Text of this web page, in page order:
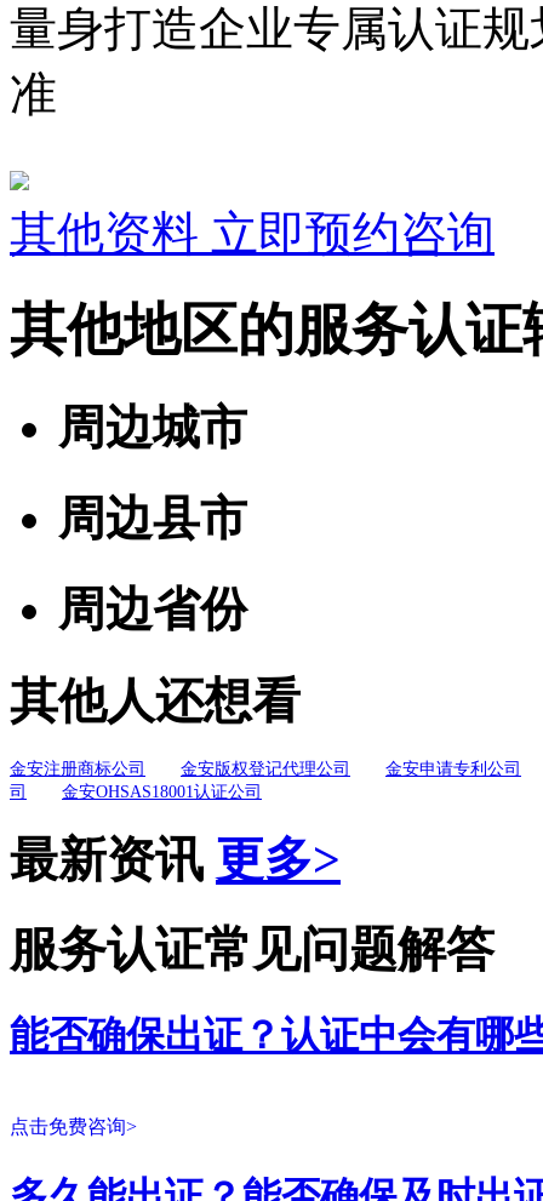
量身打造企业专属认证
准
其他资料 立即预约咨询
其他地区的服务认证
周边城市
周边县市
周边省份
其他人还想看
金安注册商标公司 金安版权登记代理公司
金安申请专利公司
司
金安OHSAS18001认证公司
最新资讯 更多>
服务认证常见问题解答
能否确保出证？认证中会有哪
点击免费咨询>